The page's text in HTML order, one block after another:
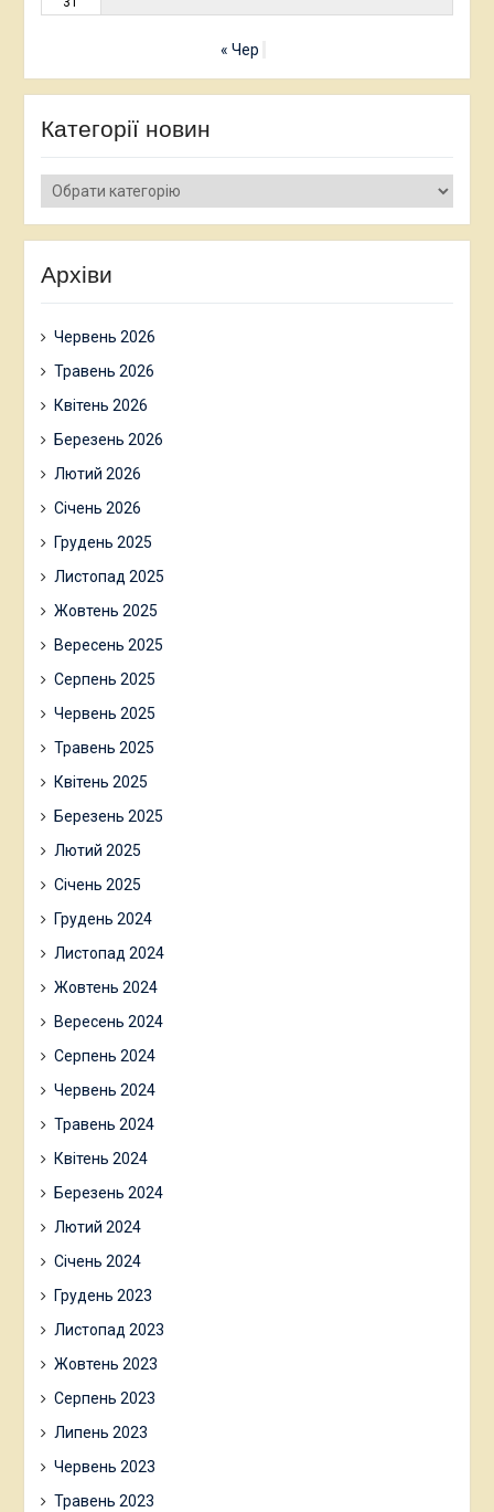
« Чер
Категорії новин
Категорії
новин
Архіви
Червень 2026
Травень 2026
Квітень 2026
Березень 2026
Лютий 2026
Січень 2026
Грудень 2025
Листопад 2025
Жовтень 2025
Вересень 2025
Серпень 2025
Червень 2025
Травень 2025
Квітень 2025
Березень 2025
Лютий 2025
Січень 2025
Грудень 2024
Листопад 2024
Жовтень 2024
Вересень 2024
Серпень 2024
Червень 2024
Травень 2024
Квітень 2024
Березень 2024
Лютий 2024
Січень 2024
Грудень 2023
Листопад 2023
Жовтень 2023
Серпень 2023
Липень 2023
Червень 2023
Травень 2023